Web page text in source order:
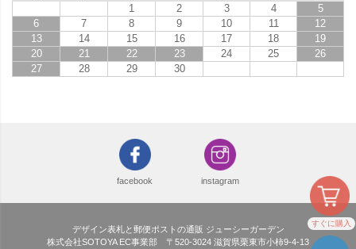
すぐに購入
1
2 3 4
5
6
7 8 9 10 11
12
13
14 15 16 17 18
19
20
21 22 23 24 25
26
27
28 29 30
facebook instagram
デザイン表札と郵便ポストの通販 ジューシーガーデン
株式会社SOTOYA EC事業部 〒520-3024 滋賀県栗東市小柿9-4-13